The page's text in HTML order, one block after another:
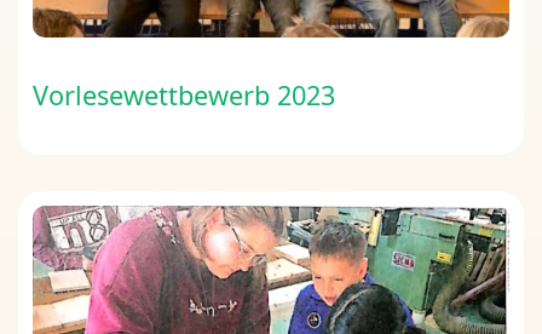
Vorlesewettbewerb 2023